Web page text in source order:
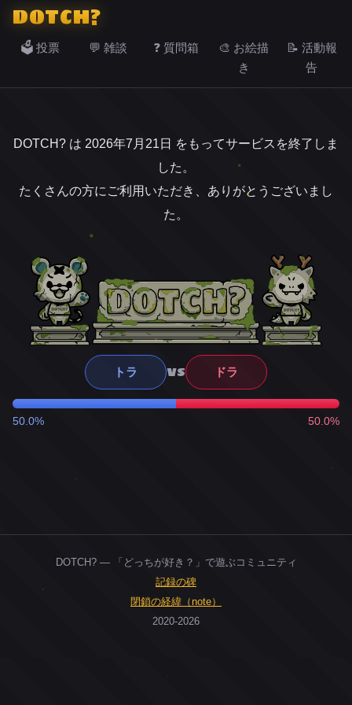
DOTCH?
🗳️ 投票 💬 雑談 ❓ 質問箱
🎨 お絵描
き
📝 活動報
告
DOTCH? は 2026年7月21日 をもってサービスを終了しま
した。
たくさんの方にご利用いただき、ありがとうございまし
た。
トラ VS ドラ
50.0% 50.0%
DOTCH? — 「どっちが好き？」で遊ぶコミュニティ
記録の碑
閉鎖の経緯（note）
2020-2026